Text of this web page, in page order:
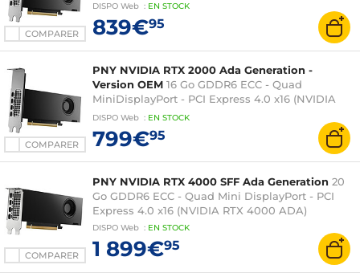
COMPARER
DISPO Web : EN STOCK
839€95
COMPARER
PNY NVIDIA RTX 2000 Ada Generation -
Version OEM 16 Go GDDR6 ECC - Quad
MiniDisplayPort - PCI Express 4.0 x16 (NVIDIA
RTX 2000 ADA)
DISPO Web : EN STOCK
799€95
COMPARER
PNY NVIDIA RTX 4000 SFF Ada Generation 20
Go GDDR6 ECC - Quad Mini DisplayPort - PCI
Express 4.0 x16 (NVIDIA RTX 4000 ADA)
DISPO Web : EN STOCK
1 899€95